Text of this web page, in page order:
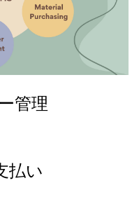
管理
払い